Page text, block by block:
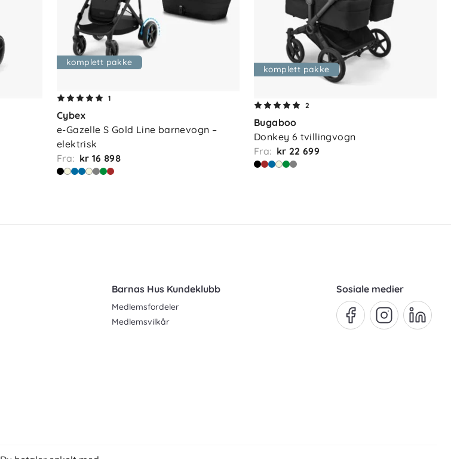
komplett pakke
1
Cybex
e-Gazelle S Gold Line barnevogn –
elektrisk
Fra: kr 16 898
komplett pakke
2
Bugaboo
Donkey 6 tvillingvogn
Fra: kr 22 699
Barnas Hus Kundeklubb
Medlemsfordeler
Medlemsvilkår
Sosiale medier